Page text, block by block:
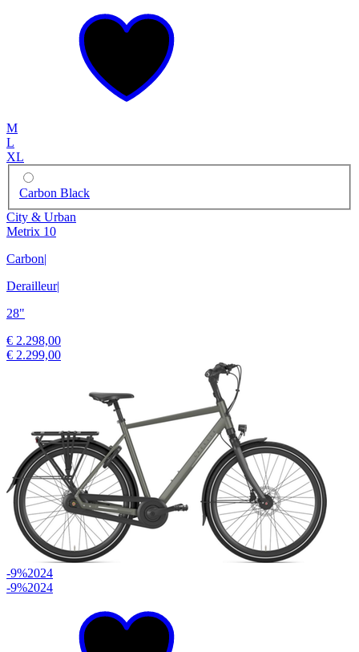
M
L
XL
Carbon Black
City & Urban
Metrix 10
Carbon|
Derailleur|
28"
€ 2.298,00
€ 2.299,00
-9%2024
-9%2024